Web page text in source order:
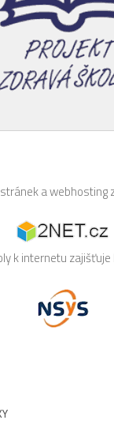
a webhosting
k internetu zajišťuje